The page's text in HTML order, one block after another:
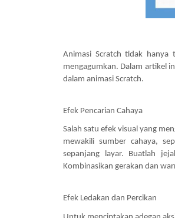
Animasi Scratch tidak hanya
mengagumkan. Dalam artikel
dalam animasi Scratch.
Efek Pencarian Cahaya
Salah satu efek visual yang
mewakili sumber cahaya,
sepanjang layar. Buatlah
Kombinasikan gerakan dan
Efek Ledakan dan Percikan